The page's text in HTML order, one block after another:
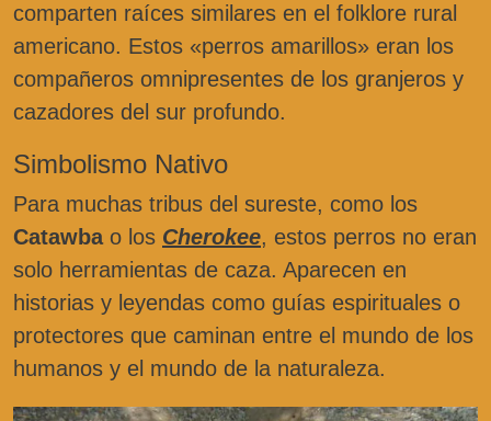
comparten raíces similares en el folklore rural
americano. Estos «perros amarillos» eran los
compañeros omnipresentes de los granjeros y
cazadores del sur profundo.
Simbolismo Nativo
Para muchas tribus del sureste, como los
Catawbao los Cherokee, estos perros no eran
solo herramientas de caza. Aparecen en
historias y leyendas como guías espirituales o
protectores que caminan entre el mundo de los
humanos y el mundo de la naturaleza.